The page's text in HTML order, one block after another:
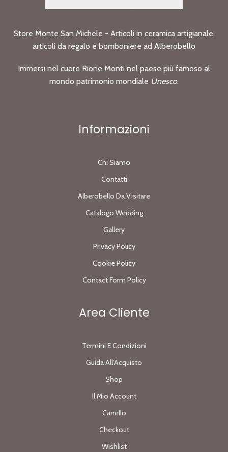
Store Monte San Michele - Articoli in ceramica artigianale,
articoli da regalo e bomboniere ad Alberobello
Immersi nel cuore Rione Monti nel paese più famoso al
mondo patrimonio mondiale Unesco.
Informazioni
Chi Siamo
Contatti
Alberobello Da Visitare
Catalogo Wedding
Gallery
Privacy Policy
Cookie Policy
Contact Form Policy
Area Cliente
Termini E Condizioni
Guida All’Acquisto
Shop
Il Mio Account
Carrello
Checkout
Wishlist